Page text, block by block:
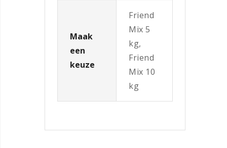
Maak
een
keuze
Friend
Mix 5
kg,
Friend
Mix 10
kg